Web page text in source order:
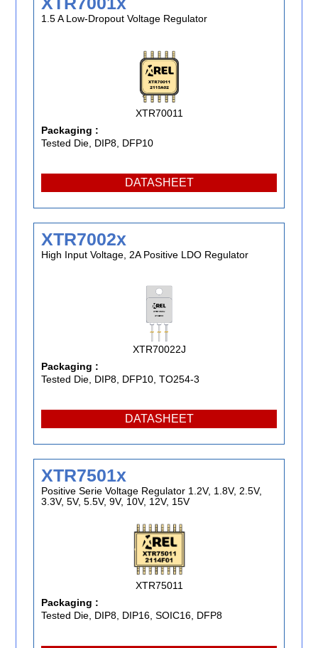
1.5 A Low-Dropout Voltage Regulator
XTR70011
Packaging :
Tested Die, DIP8, DFP10
DATASHEET
XTR7002x
High Input Voltage, 2A Positive LDO Regulator
XTR70022J
Packaging :
Tested Die, DIP8, DFP10, TO254-3
DATASHEET
XTR7501x
Positive Serie Voltage Regulator 1.2V, 1.8V, 2.5V,
3.3V, 5V, 5.5V, 9V, 10V, 12V, 15V
XTR75011
Packaging :
Tested Die, DIP8, DIP16, SOIC16, DFP8